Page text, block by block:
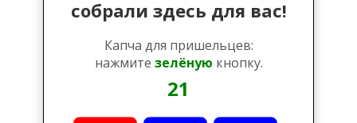
собрали здесь для вас!
Капча для пришельцев:
нажмите зелёную кнопку.
21